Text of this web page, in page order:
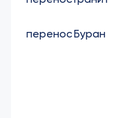
переносБуран